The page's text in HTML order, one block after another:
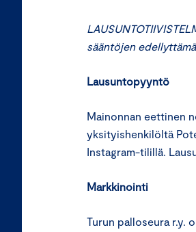
sääntöjen
Lausuntopyyntö
Mainonnan eettinen
yksityishenkilöltä
Instagram-tilillä.
Markkinointi
Turun palloseura r.y.